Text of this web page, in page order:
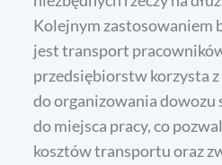
Kolejnym zastosowaniem
jest transport
przedsiębiorstw korzysta
do organizowania
do miejsca pracy, co
kosztów transportu oraz